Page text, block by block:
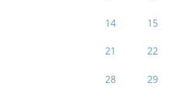
14 15
21 22
28 29